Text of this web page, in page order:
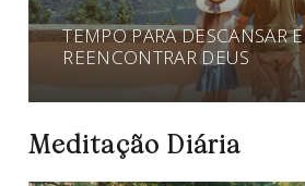
TEMPO PARA DESCANSAR E
REENCONTRAR DEUS
Meditação Diária